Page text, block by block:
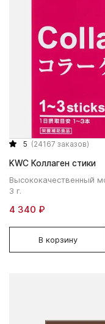
5 (24167 заказов)
KWC Коллаген стики
Высококачественный
3 г.
4 340 ₽
В корзину